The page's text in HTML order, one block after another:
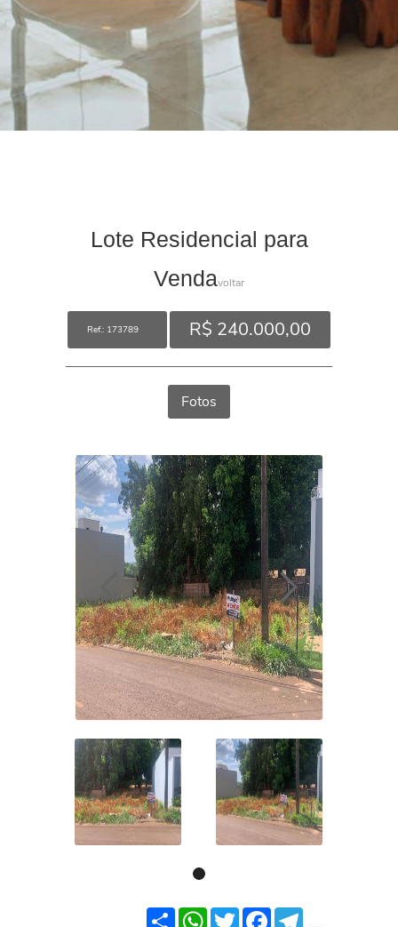
Lote Residencial para
Vendavoltar
Ref.: 173789 R$ 240.000,00
Fotos
Share WhatsApp
TwitterFacebook